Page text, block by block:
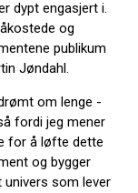
dypt engasjert i.
og
publikum
Jøndahl.
om lenge -
fordi jeg mener
for å løfte dette
og bygger
som lever